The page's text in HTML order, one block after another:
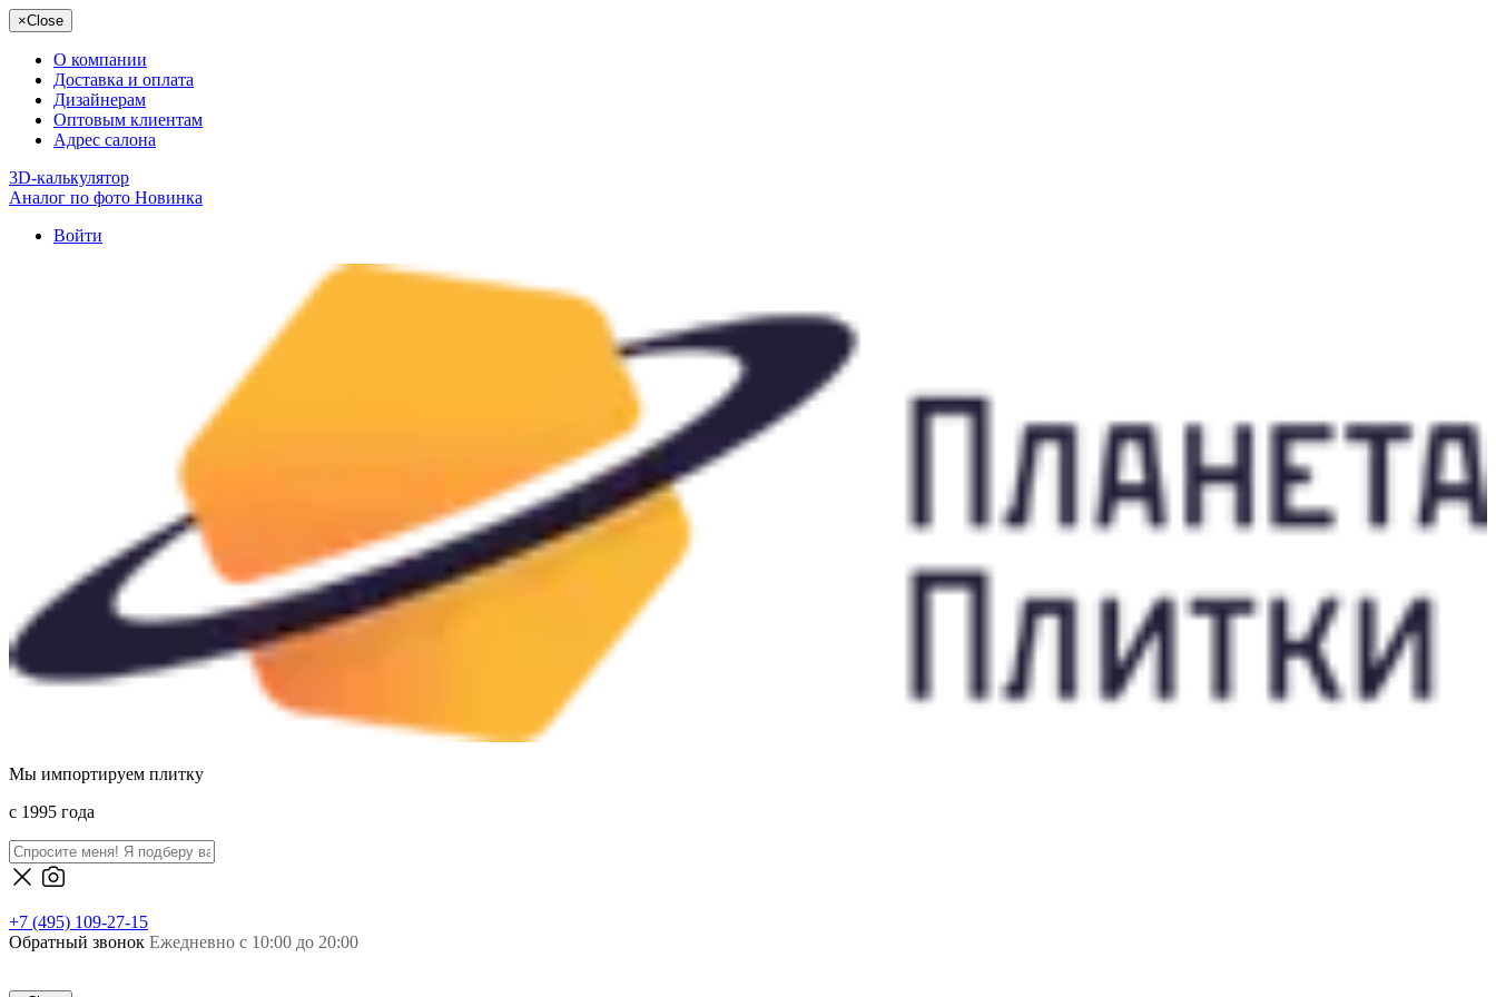
×Close
О компании
Доставка и оплата
Дизайнерам
Оптовым клиентам
Адрес салона
3D-калькулятор
Аналог по фото Новинка
Войти
Мы импортируем плитку
c 1995 года
+7 (495) 109-27-15
Обратный звонок Ежедневно с 10:00 до 20:00